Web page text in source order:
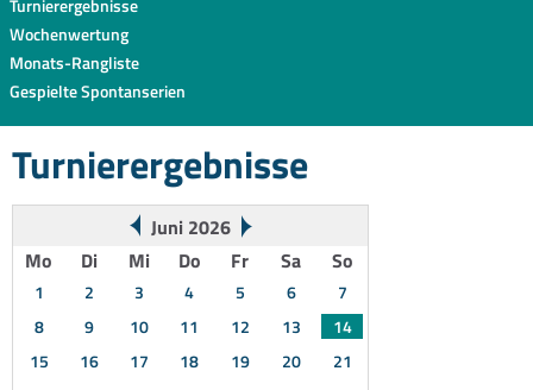
Turnierergebnisse
Wochenwertung
Monats-Rangliste
Gespielte Spontanserien
Turnierergebnisse
Juni 2026
Mo
Di Mi Do Fr Sa So
1 2 3 4 5 6
7
8
9 10 11 12 13
14
15
16 17 18 19 20
21